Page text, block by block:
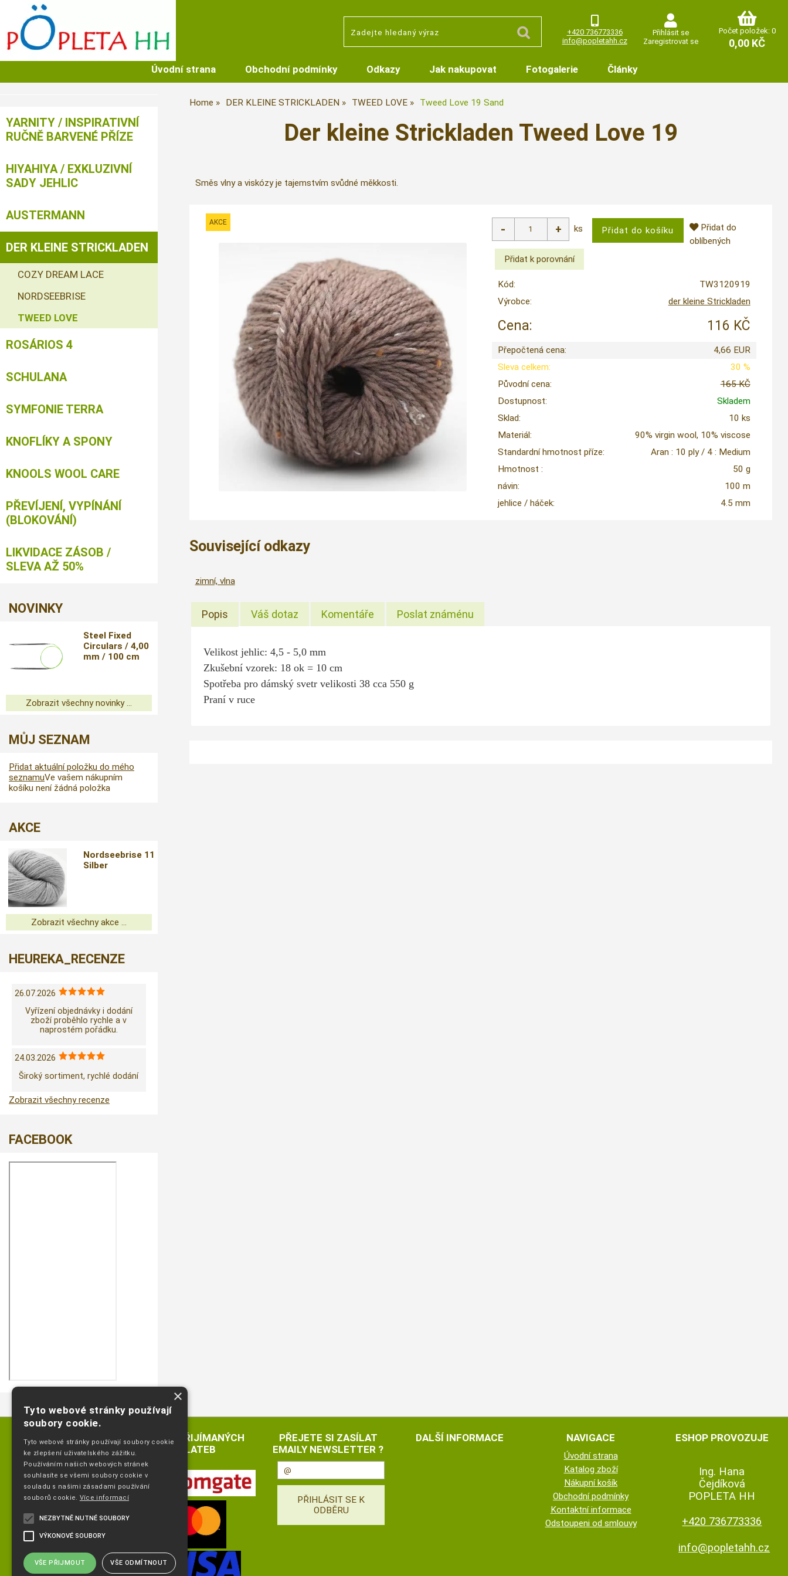
+420 736773336
info@popletahh.cz
Přihlásit se
Zaregistrovat se
Počet položek: 0
0,00 KČ
Úvodní strana Obchodní podmínky Odkazy Jak nakupovat Fotogalerie Články
Home DER KLEINE STRICKLADEN TWEED LOVE Tweed Love 19 Sand
Der kleine Strickladen Tweed Love 19
Směs vlny a viskózy je tajemstvím svůdné měkkosti.
ks
Přidat do
oblíbených
Kód:
TW3120919
Výrobce:
der kleine Strickladen
Cena: 116 KČ
Přepočtená cena:
4,66 EUR
Sleva celkem:
30 %
Původní cena:
165 KČ
Dostupnost:
Skladem
Sklad:
10 ks
Materiál:
90% virgin wool, 10% viscose
Standardní hmotnost příze:
Aran : 10 ply / 4 : Medium
Hmotnost :
50 g
návin:
100 m
jehlice / háček:
4.5 mm
Související odkazy
zimní, vlna
Popis Váš dotaz Komentáře Poslat známénu
Velikost jehlic: 4,5 - 5,0 mm
Zkušební vzorek: 18 ok = 10 cm
Spotřeba pro dámský svetr velikosti 38 cca 550 g
Praní v ruce
YARNITY / INSPIRATIVNÍ
RUČNĚ BARVENÉ PŘÍZE
HIYAHIYA / EXKLUZIVNÍ
SADY JEHLIC
AUSTERMANN
DER KLEINE STRICKLADEN
COZY DREAM LACE
NORDSEEBRISE
TWEED LOVE
ROSÁRIOS 4
SCHULANA
SYMFONIE TERRA
KNOFLÍKY A SPONY
KNOOLS WOOL CARE
PŘEVÍJENÍ, VYPÍNÁNÍ
(BLOKOVÁNÍ)
LIKVIDACE ZÁSOB /
SLEVA AŽ 50%
NOVINKY
Steel Fixed
Circulars / 4,00
mm / 100 cm
Zobrazit všechny novinky ...
MŮJ SEZNAM
Přidat aktuální položku do mého
seznamuVe vašem nákupním
košíku není žádná položka
AKCE
Nordseebrise 11
Silber
Zobrazit všechny akce ...
HEUREKA_RECENZE
26.07.2026
Vyřízení objednávky i dodání
zboží proběhlo rychle a v
naprostém pořádku.
24.03.2026
Široký sortiment, rychlé dodání
Zobrazit všechny recenze
FACEBOOK
LOGA PŘIJÍMANÝCH
PLATEB
PŘEJETE SI ZASÍLAT
EMAILY NEWSLETTER ?
DALŠÍ INFORMACE NAVIGACE
Úvodní strana
Katalog zboží
Nákupní košík
Obchodní podmínky
Kontaktní informace
Odstoupeni od smlouvy
ESHOP PROVOZUJE
Ing. Hana
Čejdíková
POPLETA HH
+420 736773336
info@popletahh.cz
×
Tyto webové stránky používají
soubory cookie.
Tyto webové stránky používají soubory cookie
ke zlepšení uživatelského zážitku.
Používáním našich webových stránek
souhlasíte se všemi soubory cookie v
souladu s našimi zásadami používání
souborů cookie. Více informací
NEZBYTNĚ NUTNÉ SOUBORY
VÝKONOVÉ SOUBORY
VŠE PŘIJMOUT VŠE ODMÍTNOUT